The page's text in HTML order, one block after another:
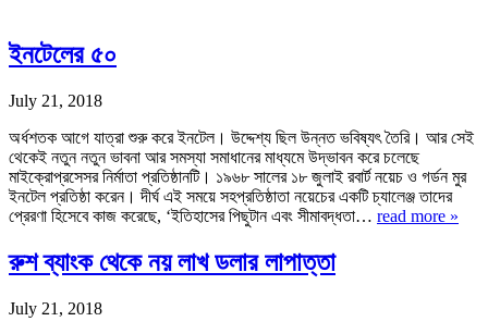
ইনটেলের ৫০
July 21, 2018
অর্ধশতক আগে যাত্রা শুরু করে ইনটেল। উদ্দেশ্য ছিল উন্নত ভবিষ্যৎ তৈরি। আর সেই
থেকেই নতুন নতুন ভাবনা আর সমস্যা সমাধানের মাধ্যমে উদ্ভাবন করে চলেছে
মাইক্রোপ্রসেসর নির্মাতা প্রতিষ্ঠানটি। ১৯৬৮ সালের ১৮ জুলাই রবার্ট নয়েচ ও গর্ডন মুর
ইনটেল প্রতিষ্ঠা করেন। দীর্ঘ এই সময়ে সহপ্রতিষ্ঠাতা নয়েচের একটি চ্যালেঞ্জ তাদের
প্রেরণা হিসেবে কাজ করেছে, ‘ইতিহাসের পিছুটান এবং সীমাবদ্ধতা… read more »
রুশ ব্যাংক থেকে নয় লাখ ডলার লাপাত্তা
July 21, 2018